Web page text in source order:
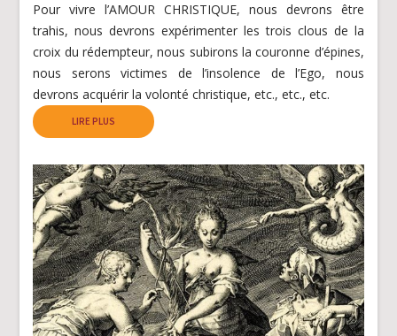
Pour vivre l’AMOUR CHRISTIQUE, nous devrons être
trahis, nous devrons expérimenter les trois clous de la
croix du rédempteur, nous subirons la couronne d’épines,
nous serons victimes de l’insolence de l’Ego, nous
devrons acquérir la volonté christique, etc., etc., etc.
LIRE PLUS